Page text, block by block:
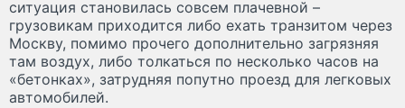
ситуация становилась совсем плачевной –
грузовикам приходится либо ехать транзитом через
Москву, помимо прочего дополнительно загрязняя
там воздух, либо толкаться по несколько часов на
«бетонках», затрудняя попутно проезд для легковых
автомобилей.